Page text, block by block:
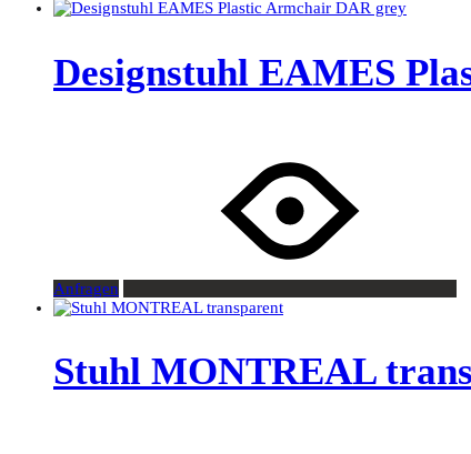
Designstuhl EAMES
Anfragen
Stuhl MONTREAL